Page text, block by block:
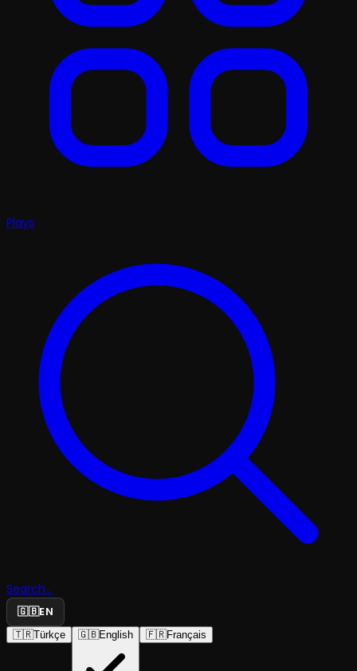
Plays
Search...
🇬🇧EN
🇹🇷Türkçe 🇬🇧English 🇫🇷Français